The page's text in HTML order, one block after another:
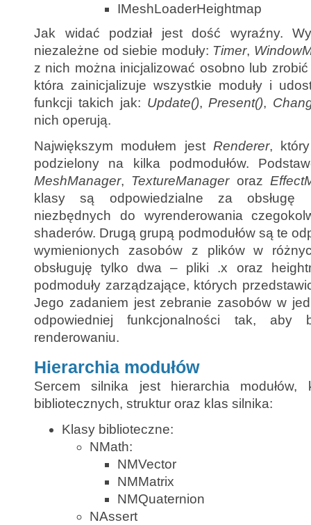
IMeshLoaderHeightmap
Jak widać podział jest dość wyraźny.
niezależne od siebie moduły: Timer,
z nich można inicjalizować osobno lub
która zainicjalizuje wszystkie moduły i
funkcji takich jak: Update(),Present(),
nich operują.
Największym modułem jest Renderer,
podzielony na kilka podmodułów.
MeshManager, TextureManageroraz
klasy są odpowiedzialne za obsługę
niezbędnych do wyrenderowania
shaderów. Drugą grupą podmodułów są te
wymienionych zasobów z plików w
obsługuję tylko dwa – pliki .x oraz
podmoduły zarządzające, których
Jego zadaniem jest zebranie zasobów w
odpowiedniej funkcjonalności tak, aby
renderowaniu.
Hierarchia modułów
Sercem silnika jest hierarchia
bibliotecznych, struktur oraz klas silnika:
Klasy biblioteczne:
NMath:
NMVector
NMMatrix
NMQuaternion
NAssert